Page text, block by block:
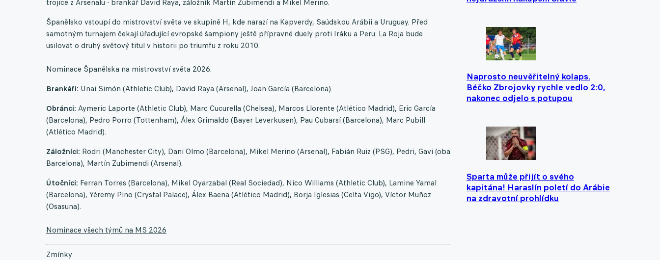
Naprosto neuvěřitelný kolaps.
Béčko Zbrojovky rychle vedlo 2:0,
nakonec odjelo s potupou
Sparta může přijít o svého
kapitána! Haraslín poletí do Arábie
na zdravotní prohlídku
trojice z Arsenalu - brankář David Raya, záložník Martín Zubimendi a Mikel Merino.
Španělsko vstoupí do mistrovství světa ve skupině H, kde narazí na Kapverdy, Saúdskou Arábii a Uruguay. Před
samotným turnajem čekají úřadující evropské šampiony ještě přípravné duely proti Iráku a Peru. La Roja bude
usilovat o druhý světový titul v historii po triumfu z roku 2010.
Nominace Španělska na mistrovství světa 2026:
Brankáři: Unai Simón (Athletic Club), David Raya (Arsenal), Joan García (Barcelona).
Obránci: Aymeric Laporte (Athletic Club), Marc Cucurella (Chelsea), Marcos Llorente (Atlético Madrid), Eric García
(Barcelona), Pedro Porro (Tottenham), Álex Grimaldo (Bayer Leverkusen), Pau Cubarsí (Barcelona), Marc Pubill
(Atlético Madrid).
Záložníci: Rodri (Manchester City), Dani Olmo (Barcelona), Mikel Merino (Arsenal), Fabián Ruiz (PSG), Pedri, Gavi (oba
Barcelona), Martín Zubimendi (Arsenal).
Útočníci: Ferran Torres (Barcelona), Mikel Oyarzabal (Real Sociedad), Nico Williams (Athletic Club), Lamine Yamal
(Barcelona), Yéremy Pino (Crystal Palace), Álex Baena (Atlético Madrid), Borja Iglesias (Celta Vigo), Víctor Muñoz
(Osasuna).
Nominace všech týmů na MS 2026
Zmínky